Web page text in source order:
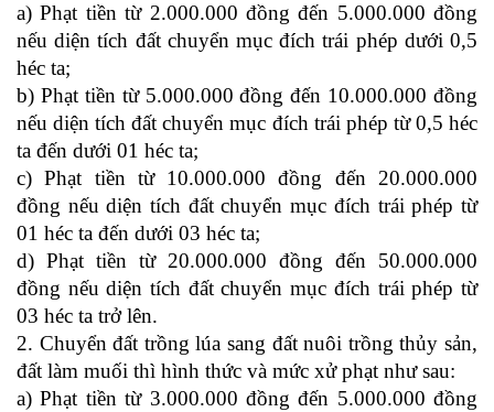
a) Phạt tiền từ 2.000.000 đồng đến 5.000.000 đồng
nếu diện tích đất chuyển mục đích trái phép dưới 0,5
héc ta;
b) Phạt tiền từ 5.000.000 đồng đến 10.000.000 đồng
nếu diện tích đất chuyển mục đích trái phép từ 0,5 héc
ta đến dưới 01 héc ta;
c) Phạt tiền từ 10.000.000 đồng đến 20.000.000
đồng nếu diện tích đất chuyển mục đích trái phép từ
01 héc ta đến dưới 03 héc ta;
d) Phạt tiền từ 20.000.000 đồng đến 50.000.000
đồng nếu diện tích đất chuyển mục đích trái phép từ
03 héc ta trở lên.
2. Chuyển đất trồng lúa sang đất nuôi trồng thủy sản,
đất làm muối thì hình thức và mức xử phạt như sau:
a) Phạt tiền từ 3.000.000 đồng đến 5.000.000 đồng